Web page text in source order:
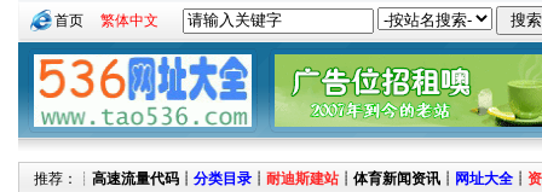
首页 繁体中文
推荐：┊ 高速流量代码 ┊ 分类目录 ┊ 耐迪斯建站 ┊ 体育新闻资讯 ┊ 网址大全 ┊